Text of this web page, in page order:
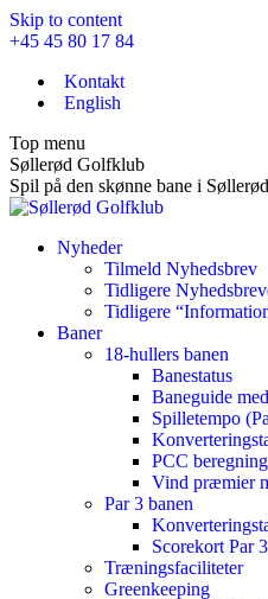
Skip to content
+45 45 80 17 84
Kontakt
English
Top menu
Søllerød Golfklub
Spil på den skønne bane i Søllerød
Nyheder
Tilmeld Nyhedsbrev
Tidligere
Tidligere
Baner
18-hullers banen
Banestatus
Baneguide
Spilletempo
PCC beregning
Vind præmier
Par 3 banen
Scorekort Par
Træningsfaciliteter
Greenkeeping